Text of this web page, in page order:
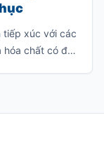
tiếp xúc với các
hóa chất có độ